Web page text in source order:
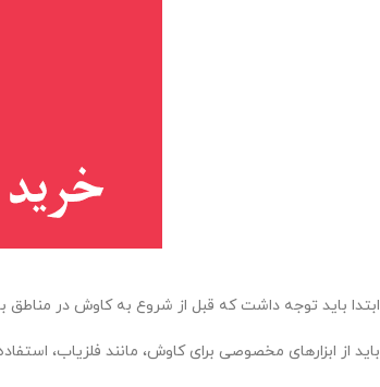
ابتدا باید توجه داشت که قبل از شروع به کاوش در مناطق
باید از ابزارهای مخصوصی برای کاوش، مانند فلزیاب،